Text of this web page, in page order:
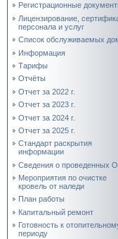
Регистрационные
Лицензирование,
персонала и услуг
Список обслуживаемых
Информация
Тарифы
Отчёты
Отчет за 2022 г.
Отчет за 2023 г.
Отчет за 2024 г.
Отчет за 2025 г.
Стандарт раскрытия
информации
Сведения о проведенных
Мероприятия по очистке
кровель от наледи
План работы
Капитальный ремонт
Готовность к
периоду